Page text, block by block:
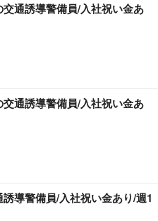
通誘導警備員/入社祝い金あ
通誘導警備員/入社祝い金あ
導警備員/入社祝い金あり/週1